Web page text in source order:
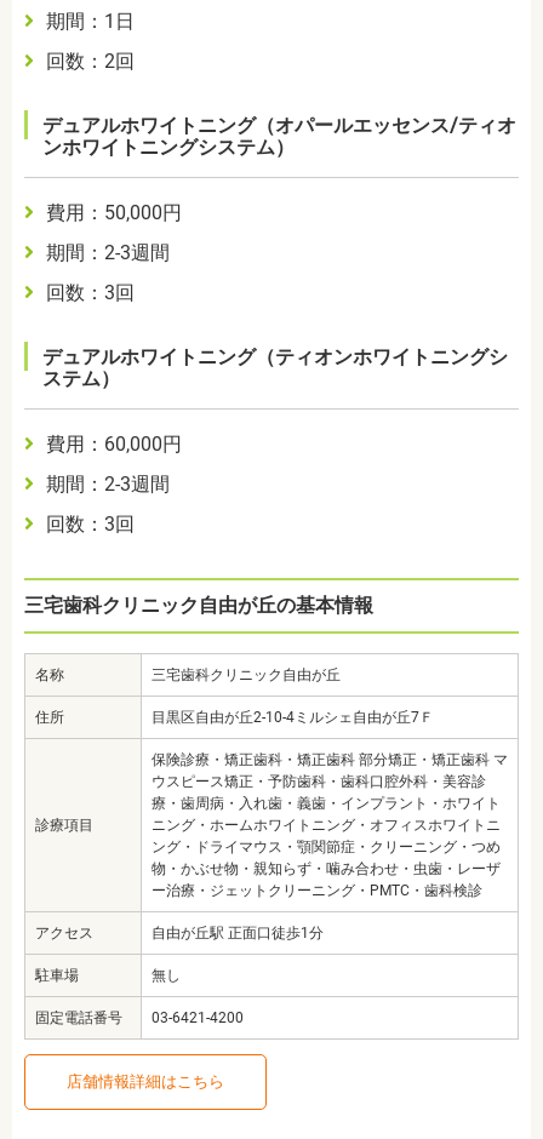
期間：1日
回数：2回
デュアルホワイトニング（オパールエッセンス/ティオ
ンホワイトニングシステム）
費用：50,000円
期間：2-3週間
回数：3回
デュアルホワイトニング（ティオンホワイトニングシ
ステム）
費用：60,000円
期間：2-3週間
回数：3回
三宅歯科クリニック自由が丘の基本情報
名称 三宅歯科クリニック自由が丘
住所 目黒区自由が丘2-10-4ミルシェ自由が丘7Ｆ
診療項目
保険診療・矯正歯科・矯正歯科 部分矯正・矯正歯科 マ
ウスピース矯正・予防歯科・歯科口腔外科・美容診
療・歯周病・入れ歯・義歯・インプラント・ホワイト
ニング・ホームホワイトニング・オフィスホワイトニ
ング・ドライマウス・顎関節症・クリーニング・つめ
物・かぶせ物・親知らず・噛み合わせ・虫歯・レーザ
ー治療・ジェットクリーニング・PMTC・歯科検診
アクセス 自由が丘駅 正面口徒歩1分
駐車場 無し
固定電話番号 03-6421-4200
店舗情報詳細はこちら